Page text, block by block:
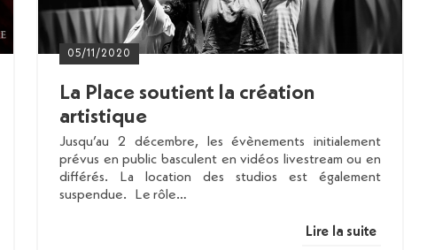
05/11/2020
La Place soutient la création
artistique
Jusqu’au 2 décembre, les évènements initialement
prévus en public basculent en vidéos livestream ou en
différés. La location des studios est également
suspendue. Le rôle…
Lire la suite